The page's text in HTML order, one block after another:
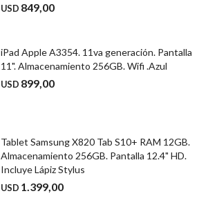
USD 849,00
iPad Apple A3354. 11va generación. Pantalla
11". Almacenamiento 256GB. Wifi .Azul
USD 899,00
Tablet Samsung X820 Tab S10+ RAM 12GB.
Almacenamiento 256GB. Pantalla 12.4" HD.
Incluye Lápiz Stylus
USD 1.399,00